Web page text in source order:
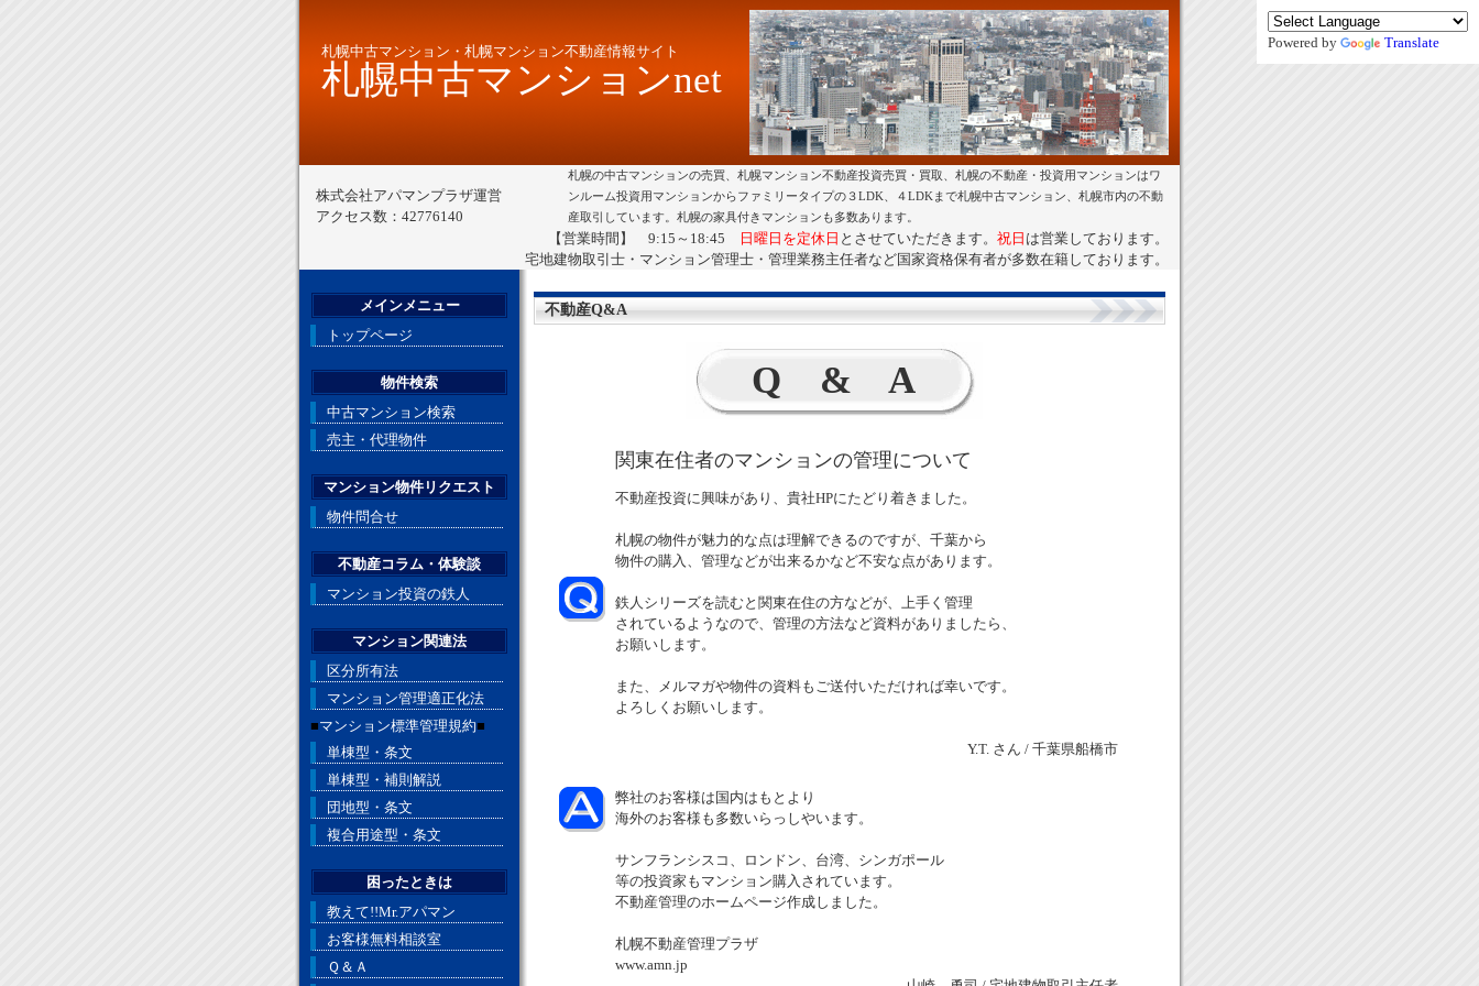
札幌中古マンション・札幌マンション不動産情報サイト
札幌中古マンションnet
株式会社アパマンプラザ運営
アクセス数：42776140
札幌の中古マンションの売買、札幌マンション不動産投資売買・買取、札幌の不動産・投資用マンションはワ
ンルーム投資用マンションからファミリータイプの３LDK、４LDKまで札幌中古マンション、札幌市内の不動
産取引しています。札幌の家具付きマンションも多数あります。
【営業時間】 9:15～18:45 日曜日を定休日 とさせていただきます。 祝日 は営業しております。
宅地建物取引士・マンション管理士・管理業務主任者など国家資格保有者が多数在籍しております。
Powered by Translate
不動産Q&A
Q & A
関東在住者のマンションの管理について
不動産投資に興味があり、貴社HPにたどり着きました。
札幌の物件が魅力的な点は理解できるのですが、千葉から
物件の購入、管理などが出来るかなど不安な点があります。
鉄人シリーズを読むと関東在住の方などが、上手く管理
されているようなので、管理の方法など資料がありましたら、
お願いします。
また、メルマガや物件の資料もご送付いただければ幸いです。
よろしくお願いします。
Y.T. さん / 千葉県船橋市
弊社のお客様は国内はもとより
海外のお客様も多数いらっしやいます。
サンフランシスコ、ロンドン、台湾、シンガポール
等の投資家もマンション購入されています。
不動産管理のホームページ作成しました。
札幌不動産管理プラザ
www.amn.jp
メインメニュー
トップページ
物件検索
中古マンション検索
売主・代理物件
マンション物件リクエスト
物件問合せ
不動産コラム・体験談
マンション投資の鉄人
マンション関連法
区分所有法
マンション管理適正化法
■マンション標準管理規約■
単棟型・条文
単棟型・補則解説
団地型・条文
複合用途型・条文
困ったときは
教えて!!Mr.アパマン
お客様無料相談室
Ｑ＆Ａ